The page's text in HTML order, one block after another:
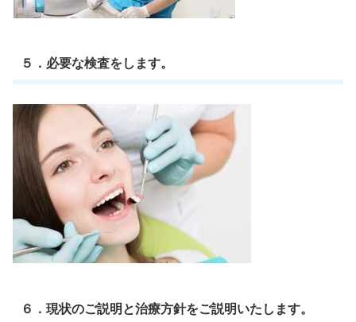
５．必要な検査をします。
６．現状のご説明と治療方針をご説明いたします。